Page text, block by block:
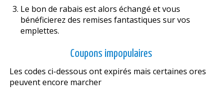
Le bon de rabais est alors échangé et vous
bénéficierez des remises fantastiques sur vos
emplettes.
Coupons impopulaires
Les codes ci-dessous ont expirés mais certaines offres
peuvent encore marcher